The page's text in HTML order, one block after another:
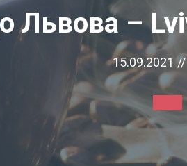
Львова –
15.09.2021 //